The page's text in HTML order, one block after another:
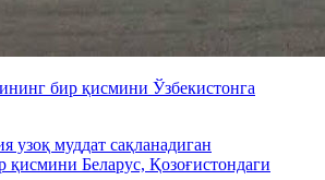
бир қисмини Ўзбекистонга
узоқ муддат сақланадиган
қисмини Беларус, Қозоғистондаги